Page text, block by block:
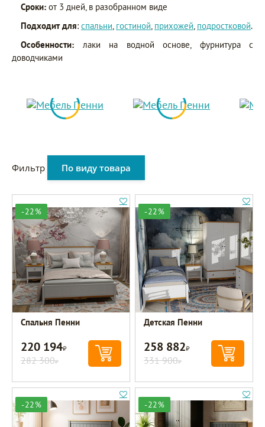
Сроки: от 3 дней, в разобранном виде
Подходит для: спальни гостиной прихожей подростковой.
Особенности: лаки на водной основе, фурнитура с
доводчиками
Фильтр По виду товара
-22%
Спальня Пенни
220 194Р
282 300Р
-22%
Детская Пенни
258 882Р
331 900Р
-22% -22%